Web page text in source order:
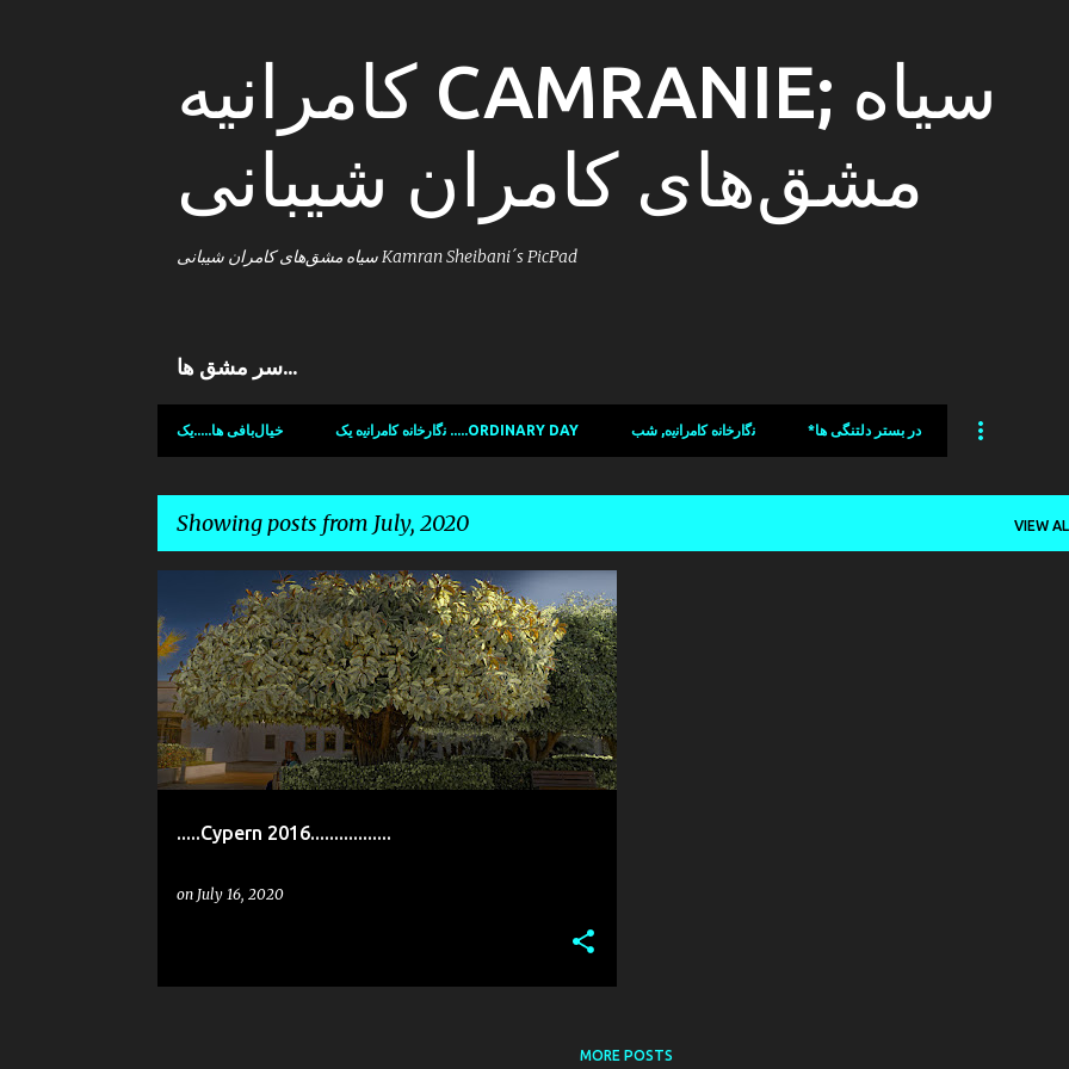
کامرانیه CAMRANIE; سیاه
مشق‌های کامران شیبانی
سیاه مشق‌های کامران شیبانی Kamran Sheibani´s PicPad
سر مشق ها...
خیال‌بافی ها.....یک ﻧﮔﺍﺭﺧﺍﻧﻩ ﻛﺍﻣﺭﺍﻧﯾﻩ یک .....ORDINARY DAY ﻧﮔﺍﺭﺧﺍﻧﻩ ﻛﺍﻣﺭﺍﻧﯾﻩ, شب *در بستر دلتنگی ها
Showing posts from July, 2020 VIEW
P
o
s
t
s
.....Cypern 2016.................
on July 16, 2020
MORE POSTS